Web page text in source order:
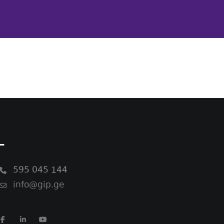
595 045 144
info@gip.ge